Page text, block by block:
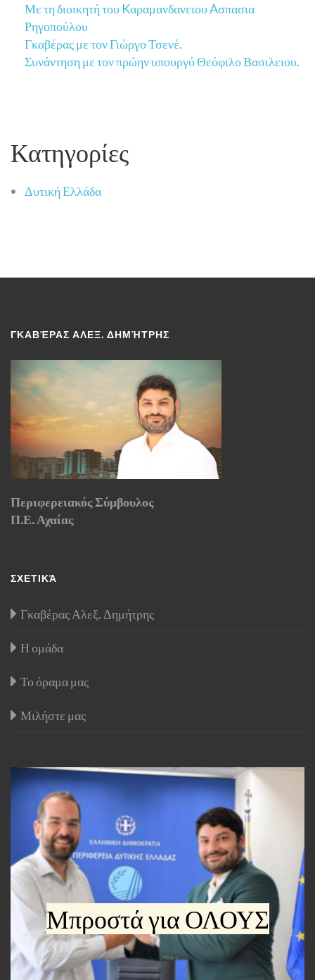
Με τη διοικητή του Kαραμανδανειου Aσπασια
Ρηγοπούλου
Γκαβέρας με τον Γιώργο Τσενέ.
Συνάντηση με τον πρώην υπουργό Θεόφιλο Βασιλειου.
Κατηγορίες
Δυτική Ελλάδα
ΓΚΑΒΈΡΑΣ ΑΛΕΞ. ΔΗΜΉΤΡΗΣ
Περιφερειακός Σύμβουλος
Π.Ε. Αχαίας
ΣΧΕΤΙΚΆ
Γκαβέρας Αλεξ. Δημήτρης
Η ομάδα
Το όραμα μας
Μιλήστε μας
Μπροστά για ΟΛΟΥΣ